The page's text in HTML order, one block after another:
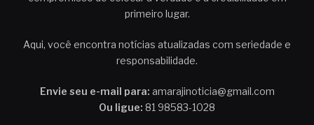
primeiro lugar.
Aqui, você encontra notícias atualizadas com seriedade e
responsabilidade.
Envie seu e-mail para: amarajinoticia@gmail.com
Ou ligue: 81 98583-1028